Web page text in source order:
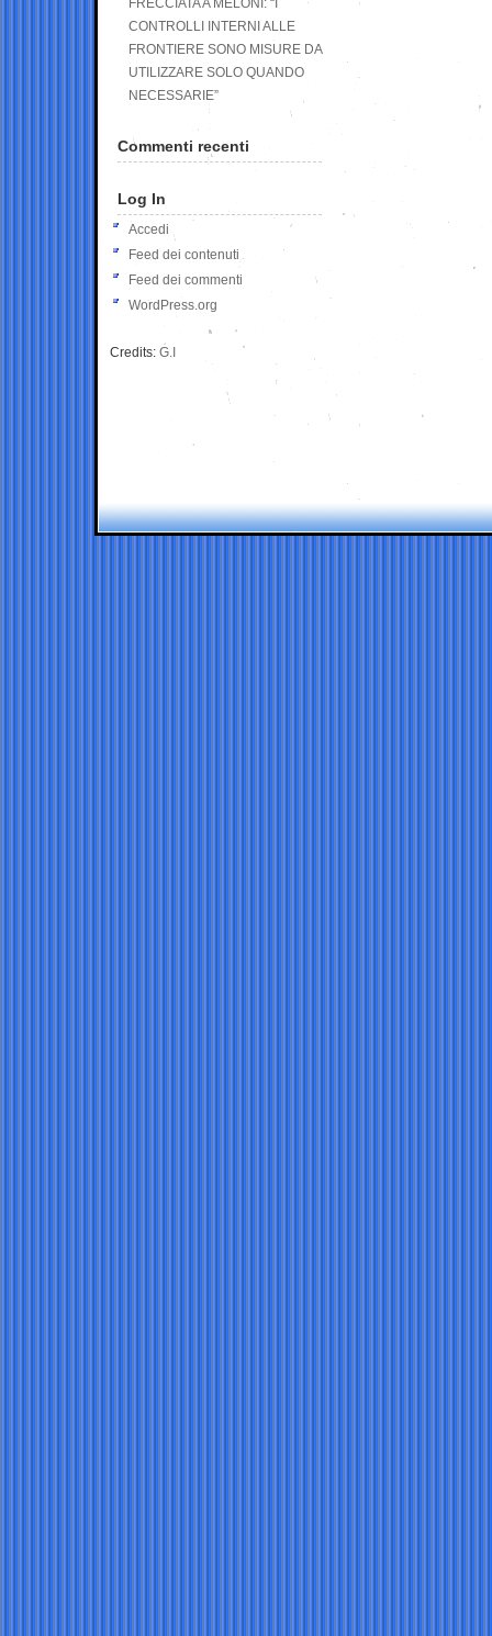
FRECCIATA A MELONI: “I
CONTROLLI INTERNI ALLE
FRONTIERE SONO MISURE DA
UTILIZZARE SOLO QUANDO
NECESSARIE”
Commenti recenti
Log In
Accedi
Feed dei contenuti
Feed dei commenti
WordPress.org
Credits: G.I